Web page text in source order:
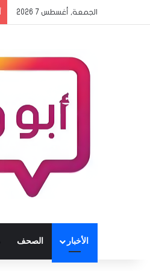
الجمعة, أغسطس 7 2026
الأخبار الصحف